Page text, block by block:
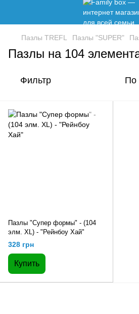
Пазлы TREFL Пазлы "SUPER"
Пазлы на 104
Фильтр По
Пазлы "Супер формы" - (104
элм. XL) - "Рейнбоу Хай"
328 грн
Купить